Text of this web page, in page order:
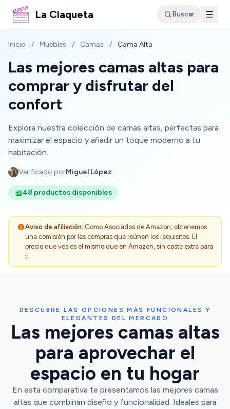
La Claqueta Buscar
Inicio / Muebles / Camas / Cama Alta
Las mejores camas altas para
comprar y disfrutar del
confort
Explora nuestra colección de camas altas, perfectas para
maximizar el espacio y añadir un toque moderno a tu
habitación.
Verificado porMiguel López
48 productos disponibles
Aviso de afiliación: Como Asociados de Amazon, obtenemos
una comisión por las compras que reúnen los requisitos. El
precio que ves es el mismo que en Amazon, sin coste extra para
ti.
DESCUBRE LAS OPCIONES MÁS FUNCIONALES Y
ELEGANTES DEL MERCADO
Las mejores camas altas
para aprovechar el
espacio en tu hogar
En esta comparativa te presentamos las mejores camas
altas que combinan diseño y funcionalidad. Ideales para